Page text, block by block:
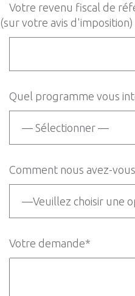
Votre revenu fiscal de
(sur votre avis d'imposition)
Quel programme vous
Comment nous avez-
Votre demande*